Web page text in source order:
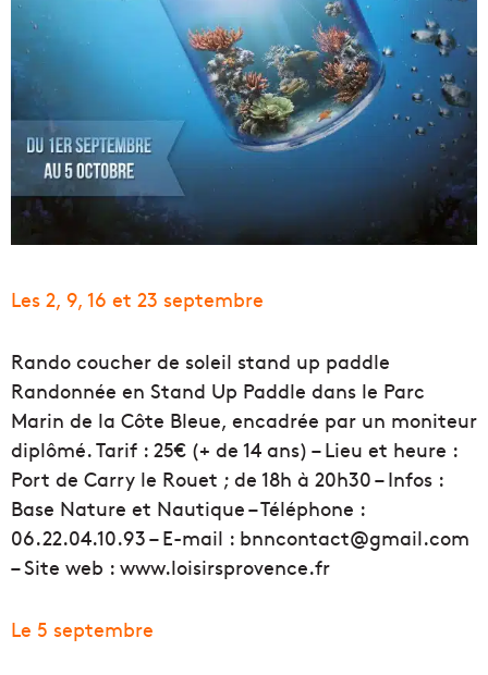
Les 2, 9, 16 et 23 septembre
Rando coucher de soleil stand up paddle
Randonnée en Stand Up Paddle dans le Parc
Marin de la Côte Bleue, encadrée par un moniteur
diplômé. Tarif : 25€ (+ de 14 ans) – Lieu et heure :
Port de Carry le Rouet ; de 18h à 20h30 – Infos :
Base Nature et Nautique – Téléphone :
06.22.04.10.93 – E-mail : bnncontact@gmail.com
– Site web : www.loisirsprovence.fr
Le 5 septembre